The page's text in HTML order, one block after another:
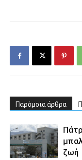
Παρόμοια άρθρα
ζωή